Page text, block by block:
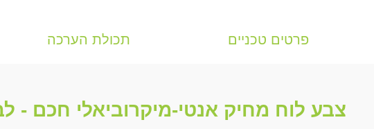
פרטים טכניים תכולת הערכה
צבע לוח מחיק אנטי-מיקרוביאלי חכם -